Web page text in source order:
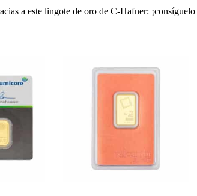
a este lingote de oro de C-Hafner: